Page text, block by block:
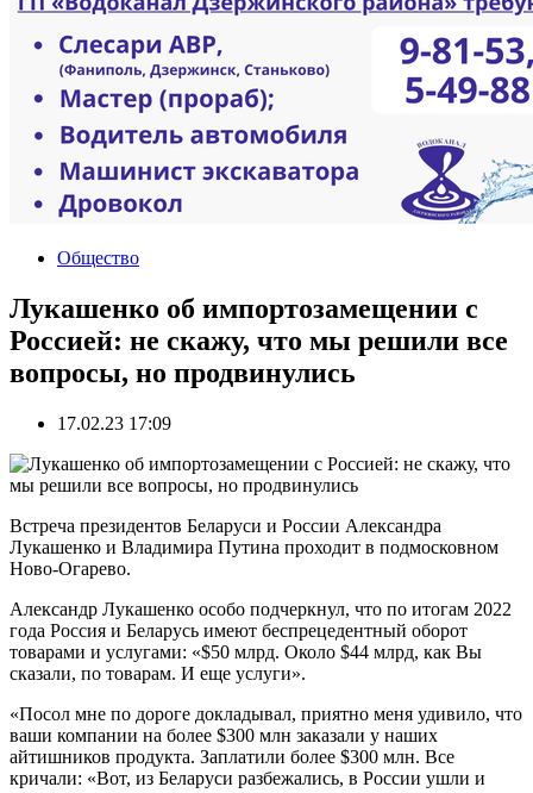
Общество
Лукашенко об импортозамещении с
Россией: не скажу, что мы решили все
вопросы, но продвинулись
17.02.23 17:09
Встреча президентов Беларуси и России Александра
Лукашенко и Владимира Путина проходит в подмосковном
Ново-Огарево.
Александр Лукашенко особо подчеркнул, что по итогам 2022
года Россия и Беларусь имеют беспрецедентный оборот
товарами и услугами: «$50 млрд. Около $44 млрд, как Вы
сказали, по товарам. И еще услуги».
«Посол мне по дороге докладывал, приятно меня удивило, что
ваши компании на более $300 млн заказали у наших
айтишников продукта. Заплатили более $300 млн. Все
кричали: «Вот, из Беларуси разбежались, в России ушли и